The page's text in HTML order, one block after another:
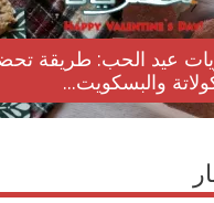
عيد الحب: طريقة
والبسكويت...